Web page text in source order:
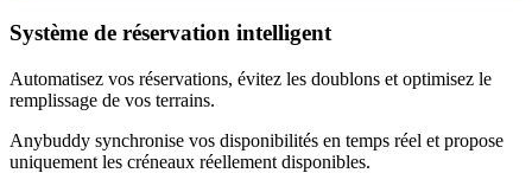
Système de réservation intelligent
Automatisez vos réservations, évitez les doublons et optimisez le
remplissage de vos terrains.
Anybuddy synchronise vos disponibilités en temps réel et propose
uniquement les créneaux réellement disponibles.